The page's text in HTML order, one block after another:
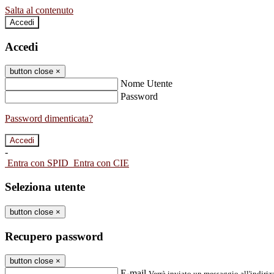
Salta al contenuto
Accedi
Accedi
button close ×
Nome Utente
Password
Password dimenticata?
-
Entra con SPID Entra con CIE
Seleziona utente
button close ×
Recupero password
button close ×